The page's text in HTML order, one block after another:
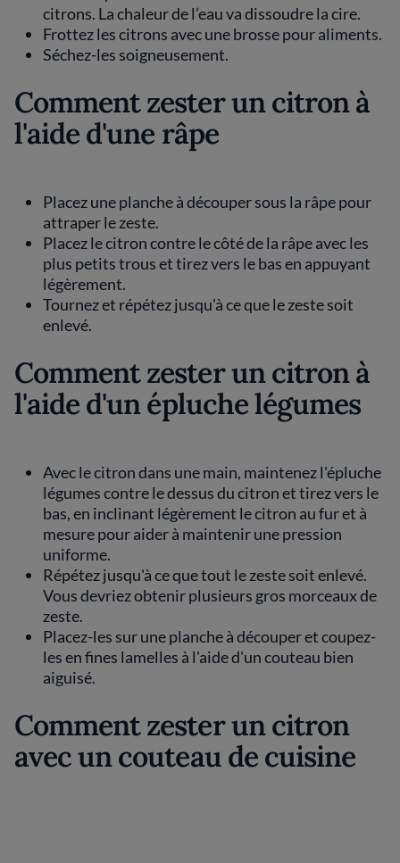
citrons. La chaleur de l’eau va dissoudre la cire.
Frottez les citrons avec une brosse pour aliments.
Séchez-les soigneusement.
Comment zester un citron à
l'aide d'une râpe
Placez une planche à découper sous la râpe pour
attraper le zeste.
Placez le citron contre le côté de la râpe avec les
plus petits trous et tirez vers le bas en appuyant
légèrement.
Tournez et répétez jusqu'à ce que le zeste soit
enlevé.
Comment zester un citron à
l'aide d'un épluche légumes
Avec le citron dans une main, maintenez l'épluche
légumes contre le dessus du citron et tirez vers le
bas, en inclinant légèrement le citron au fur et à
mesure pour aider à maintenir une pression
uniforme.
Répétez jusqu'à ce que tout le zeste soit enlevé.
Vous devriez obtenir plusieurs gros morceaux de
zeste.
Placez-les sur une planche à découper et coupez-
les en fines lamelles à l'aide d'un couteau bien
aiguisé.
Comment zester un citron
avec un couteau de cuisine